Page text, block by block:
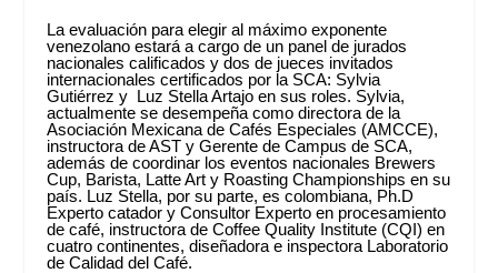
La evaluación para elegir al máximo exponente
venezolano estará a cargo de un panel de jurados
nacionales calificados y dos de jueces invitados
internacionales certificados por la SCA: Sylvia
Gutiérrez y Luz Stella Artajo en sus roles. Sylvia,
actualmente se desempeña como directora de la
Asociación Mexicana de Cafés Especiales (AMCCE),
instructora de AST y Gerente de Campus de SCA,
además de coordinar los eventos nacionales Brewers
Cup, Barista, Latte Art y Roasting Championships en su
país. Luz Stella, por su parte, es colombiana, Ph.D
Experto catador y Consultor Experto en procesamiento
de café, instructora de Coffee Quality Institute (CQI) en
cuatro continentes, diseñadora e inspectora Laboratorio
de Calidad del Café.